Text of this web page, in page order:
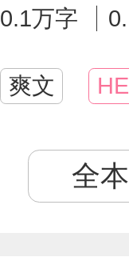
0.1万字
爽文 HE
全